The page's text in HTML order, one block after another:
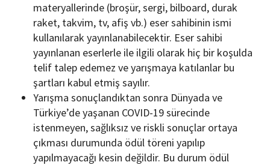
materyallerinde (broşür, sergi, bilboard, durak
raket, takvim, tv, afiş vb.) eser sahibinin ismi
kullanılarak yayınlanabilecektir. Eser sahibi
yayınlanan eserlerle ile ilgili olarak hiç bir koşulda
telif talep edemez ve yarışmaya katılanlar bu
şartları kabul etmiş sayılır.
Yarışma sonuçlandıktan sonra Dünyada ve
Türkiye’de yaşanan COVID-19 sürecinde
istenmeyen, sağlıksız ve riskli sonuçlar ortaya
çıkması durumunda ödül töreni yapılıp
yapılmayacağı kesin değildir. Bu durum ödül